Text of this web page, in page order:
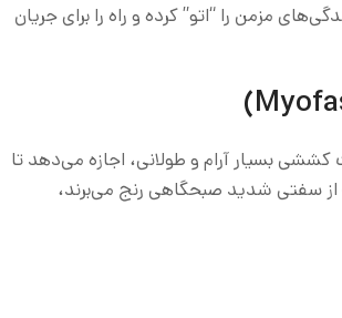
مزمن را “اتو” کرده و راه را برای جریان
بسیار آرام و طولانی، اجازه می‌دهد تا
از سفتی شدید صبحگاهی رنج می‌برند،